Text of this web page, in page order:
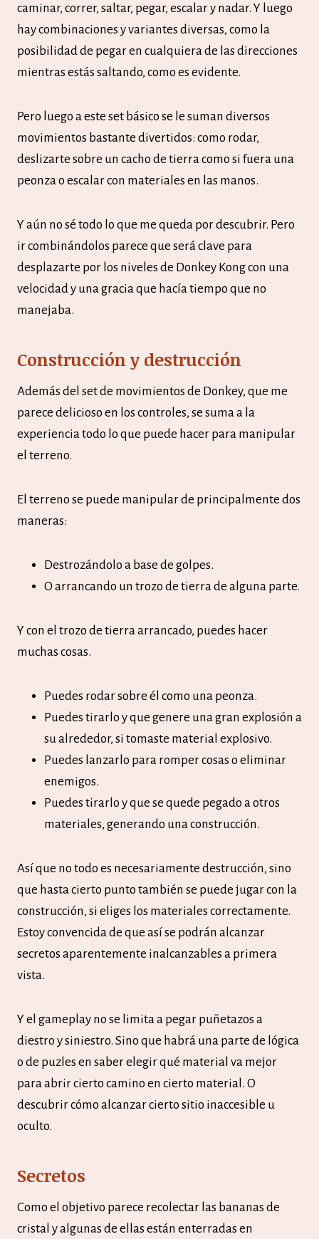
caminar, correr, saltar, pegar, escalar y nadar. Y luego
hay combinaciones y variantes diversas, como la
posibilidad de pegar en cualquiera de las direcciones
mientras estás saltando, como es evidente.
Pero luego a este set básico se le suman diversos
movimientos bastante divertidos: como rodar,
deslizarte sobre un cacho de tierra como si fuera una
peonza o escalar con materiales en las manos.
Y aún no sé todo lo que me queda por descubrir. Pero
ir combinándolos parece que será clave para
desplazarte por los niveles de Donkey Kong con una
velocidad y una gracia que hacía tiempo que no
manejaba.
Construcción y destrucción
Además del set de movimientos de Donkey, que me
parece delicioso en los controles, se suma a la
experiencia todo lo que puede hacer para manipular
el terreno.
El terreno se puede manipular de principalmente dos
maneras:
Destrozándolo a base de golpes.
O arrancando un trozo de tierra de alguna parte.
Y con el trozo de tierra arrancado, puedes hacer
muchas cosas.
Puedes rodar sobre él como una peonza.
Puedes tirarlo y que genere una gran explosión a
su alrededor, si tomaste material explosivo.
Puedes lanzarlo para romper cosas o eliminar
enemigos.
Puedes tirarlo y que se quede pegado a otros
materiales, generando una construcción.
Así que no todo es necesariamente destrucción, sino
que hasta cierto punto también se puede jugar con la
construcción, si eliges los materiales correctamente.
Estoy convencida de que así se podrán alcanzar
secretos aparentemente inalcanzables a primera
vista.
Y el gameplay no se limita a pegar puñetazos a
diestro y siniestro. Sino que habrá una parte de lógica
o de puzles en saber elegir qué material va mejor
para abrir cierto camino en cierto material. O
descubrir cómo alcanzar cierto sitio inaccesible u
oculto.
Secretos
Como el objetivo parece recolectar las bananas de
cristal y algunas de ellas están enterradas en